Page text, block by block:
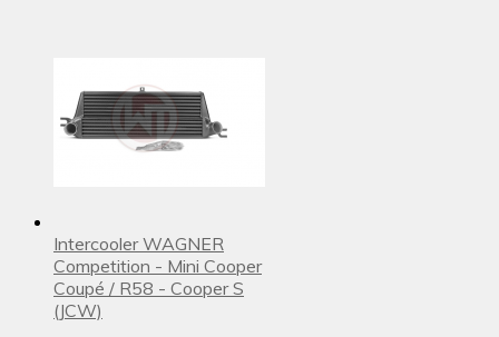
Intercooler WAGNER
Competition - Mini Cooper
Coupé / R58 - Cooper S
(JCW)